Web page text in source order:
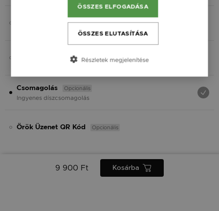
Opcionális
Opcionális
Csomagolás Opcionális
Ingyenes díszcsomagolás
Örök Üzenet QR Kód Opcionális
9 900 Ft Kosárba
ÖSSZES ELFOGADÁSA
ÖSSZES ELUTASÍTÁSA
Részletek megjelenítése